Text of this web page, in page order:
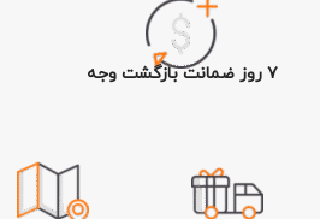
۷ روز ضمانت بازگشت وجه